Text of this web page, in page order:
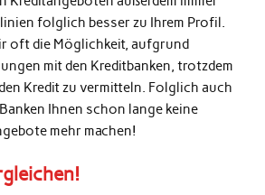
folglich besser zu Ihrem Profil.
oft die Möglichkeit, aufgrund
mit den Kreditbanken, trotzdem
Kredit zu vermitteln. Folglich auch
Ihnen schon lange keine
mehr machen!